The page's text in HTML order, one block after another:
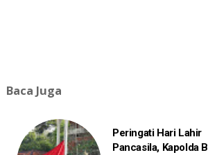
Baca Juga
Peringati Hari Lahir
Pancasila, Kapolda